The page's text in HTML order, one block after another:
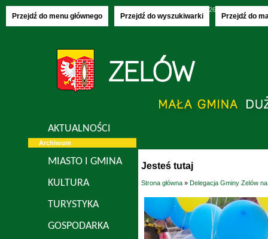
Przejdź do menu głównego Przejdź do wyszukiwarki Przejdź do
Poniedziałek, 10.08.2026
AKTUALNOŚCI
Archiwum
MIASTO I GMINA
KULTURA
TURYSTYKA
GOSPODARKA
Jesteś tutaj
Strona główna » Delegacja Gminy Zelów